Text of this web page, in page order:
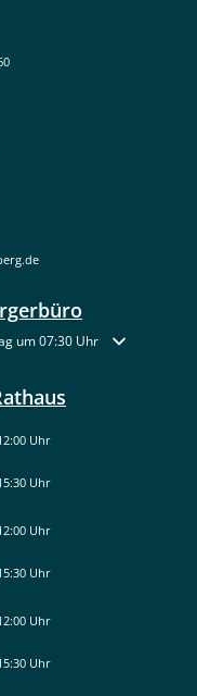
auszublenden
um 07:30 Uhr
Uhr
Von 08:00 bis 12:00 Uhr
Uhr
Von 14:30 bis 15:30 Uhr
Uhr
Von 08:00 bis 12:00 Uhr
Uhr
Von 14:30 bis 15:30 Uhr
Uhr
Von 08:00 bis 12:00 Uhr
Uhr